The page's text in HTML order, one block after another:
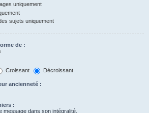
uniquement
sujets uniquement
de :
Croissant
Décroissant
ancienneté :
:
message dans son intégralité.